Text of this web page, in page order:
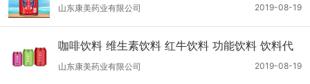
能饮料 能量饮料代加工
2019-08-19
山东康美药业有限公司
咖啡饮料 维生素饮料 红牛饮料 功能饮料 饮料代
加工 凉茶加工厂
2019-08-19
山东康美药业有限公司